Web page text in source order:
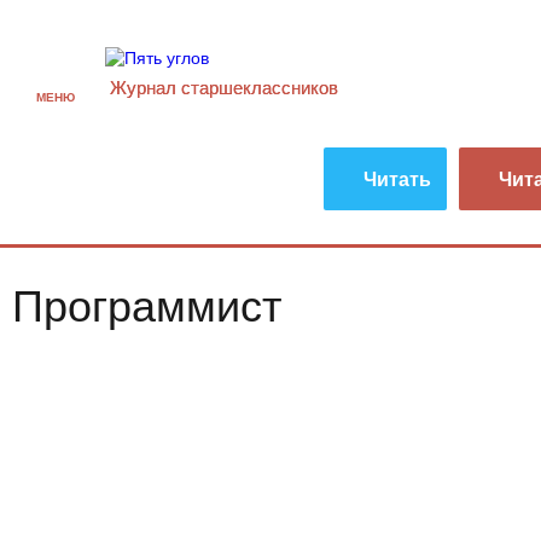
МЕНЮ Журнал старшекласcников
Читать
Программист